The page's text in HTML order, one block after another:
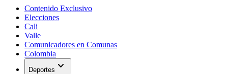
Contenido Exclusivo
Elecciones
Cali
Valle
Comunicadores en Comunas
Colombia
Deportes expand_more